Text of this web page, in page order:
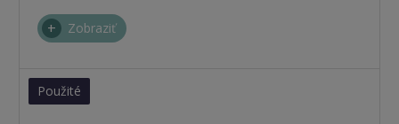
Zobraziť
Použité